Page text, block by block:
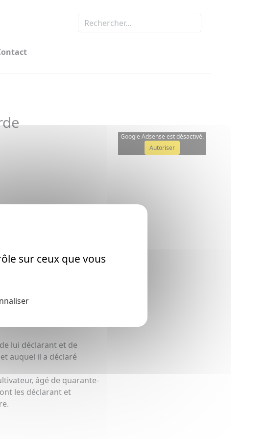
nous Dubecq
lui déclarant et de
auquel il a déclaré
âgé de quarante-
les déclarant et
Google Adsense est désactivé.
Autoriser
sur ceux que vous